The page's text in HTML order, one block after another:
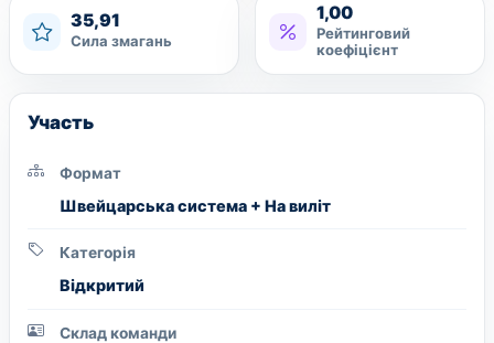
35,91
Сила змагань
1,00
Рейтинговий
коефіцієнт
Участь
Формат
Швейцарська система + На виліт
Категорія
Вiдкритий
Склад команди